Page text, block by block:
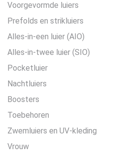
Voorgevormde luiers
Prefolds en strikluiers
Alles-in-een luier (AIO)
Alles-in-twee luier (SIO)
Pocketluier
Nachtluiers
Boosters
Toebehoren
Zwemluiers en UV-kleding
Vrouw